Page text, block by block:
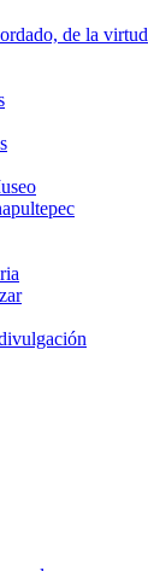
de la virtud